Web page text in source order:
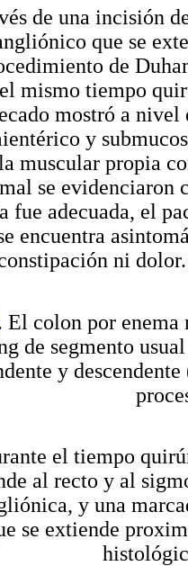
de una incisión
que se
de
mismo tiempo
mostró a
y
muscular propia
se evidenciaron
fue adecuada, el
encuentra
ni dolor.
El colon por enema
de segmento
y
el tiempo
al recto y al
y una
se extiende